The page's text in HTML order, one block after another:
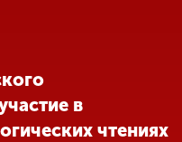
в
чтениях